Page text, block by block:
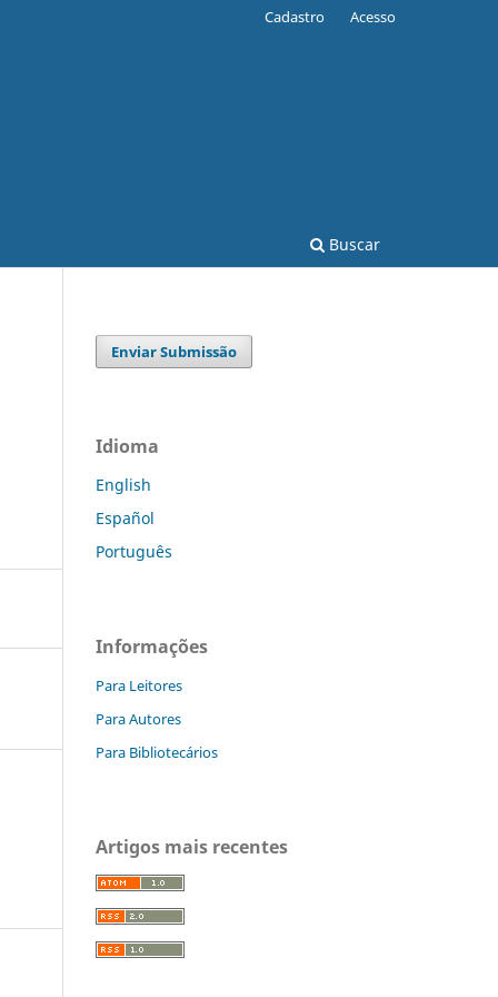
Buscar
Cadastro Acesso
Enviar Submissão
Idioma
English
Español
Português
Informações
Para Leitores
Para Autores
Para Bibliotecários
Artigos mais recentes